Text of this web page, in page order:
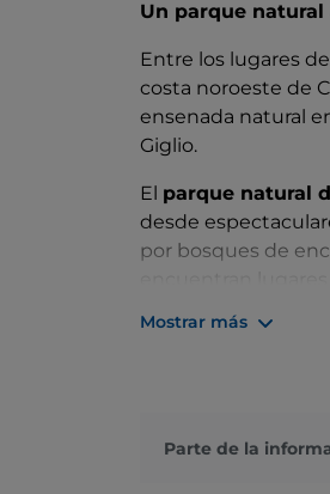
Un parque
Entre los lugares
costa noroeste de
ensenada natural
Giglio.
El parque natural
desde
por bosques de
muchos caminos
muchas especies
Mostrar más
Parte de la